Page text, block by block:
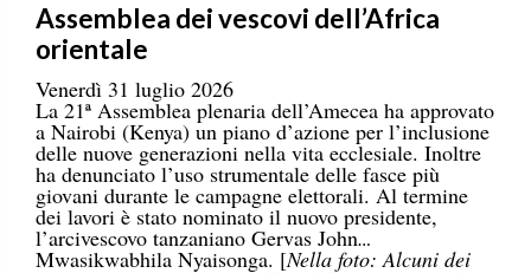
Assemblea dei vescovi dell’Africa
orientale
Venerdì 31 luglio 2026
La 21ª Assemblea plenaria dell’Amecea ha approvato
a Nairobi (Kenya) un piano d’azione per l’inclusione
delle nuove generazioni nella vita ecclesiale. Inoltre
ha denunciato l’uso strumentale delle fasce più
giovani durante le campagne elettorali. Al termine
dei lavori è stato nominato il nuovo presidente,
l’arcivescovo tanzaniano Gervas John
Mwasikwabhila Nyaisonga. [Nella foto: Alcuni dei